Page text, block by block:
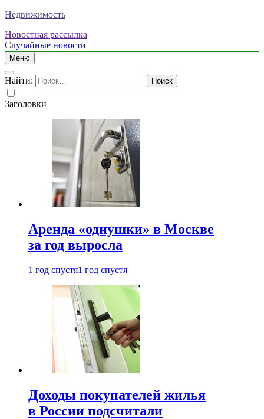
Недвижимость
Новостная рассылка
Случайные новости
Меню
Найти:
Заголовки
Аренда «однушки» в Москве
за год выросла
1 год спустя1 год спустя
Доходы покупателей жилья
в России подсчитали